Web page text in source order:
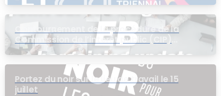
Contournement de la procédure de la
Commission de l’intérêt public (CIP)
pour le groupe EB
Portez du noir sur le lieu de travail le 15
juillet